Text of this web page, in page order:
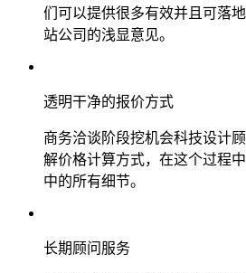
们可以提供很多有效并且可落
站公司的浅显意见。
透明干净的报价方式
商务洽谈阶段挖机会科技设计
解价格计算方式，在这个过程
中的所有细节。
长期顾问服务